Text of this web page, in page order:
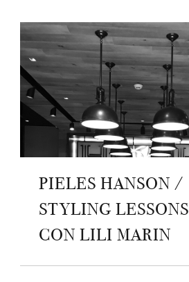
PIELES HANSON /
STYLING LESSONS
CON LILI MARIN